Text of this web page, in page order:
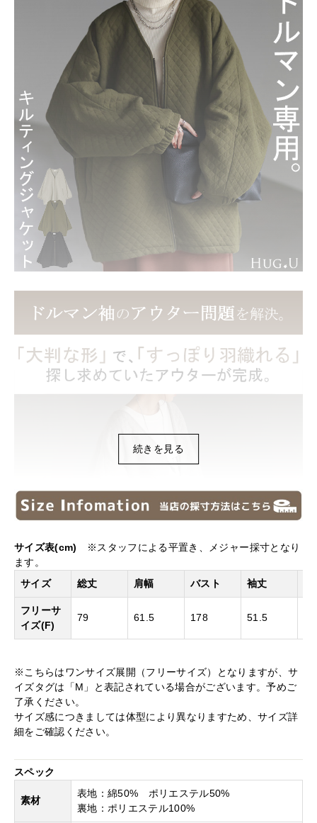
続きを見る
サイズ表(cm)
※スタッフによる平置き、メジャー採寸となり
ます。
サイズ
総丈 肩幅 バスト 袖丈
フリーサ
イズ(F)
79 61.5 178 51.5
※こちらはワンサイズ展開（フリーサイズ）となりますが、サ
イズタグは「M」と表記されている場合がございます。予めご
了承ください。
サイズ感につきましては体型により異なりますため、サイズ詳
細をご確認ください。
スペック
素材
表地：綿50% ポリエステル50%
裏地：ポリエステル100%